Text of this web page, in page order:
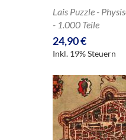
Lais Puzzle -
- 1.000 Teile
24,90 €
Inkl. 19% Steuern